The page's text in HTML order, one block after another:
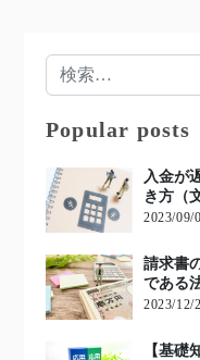
検索:
Popular posts
入金が
き方（
2023/09/
請求書
である
2023/12/
【基礎